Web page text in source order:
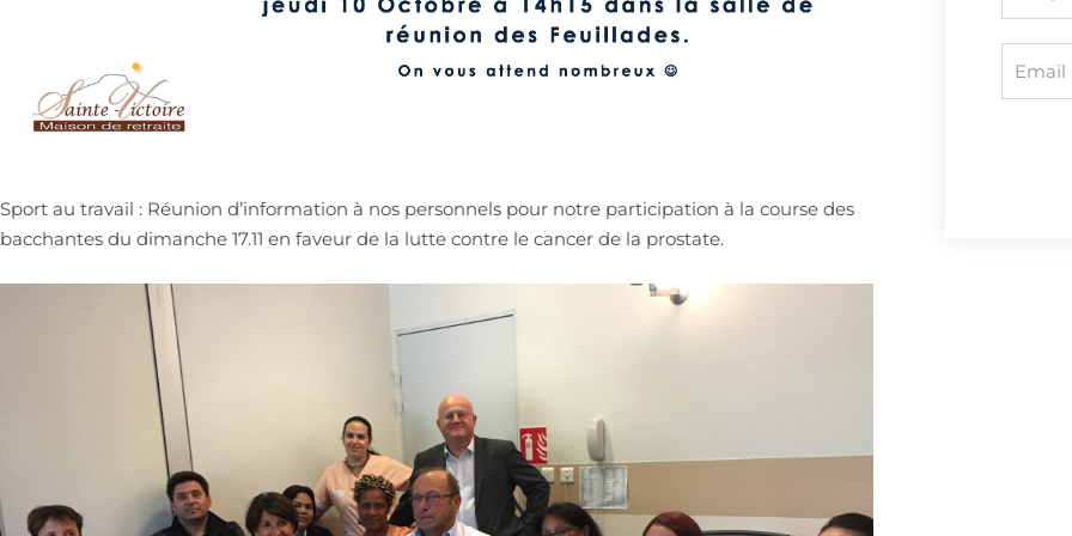
Sport au travail : Réunion d’information à nos personnels pour notre participation à la course des
bacchantes du dimanche 17.11 en faveur de la lutte contre le cancer de la prostate.